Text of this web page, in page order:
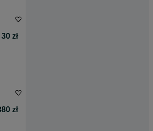
30 zł
zł